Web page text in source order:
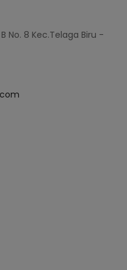
No. 8 Kec.Telaga Biru -